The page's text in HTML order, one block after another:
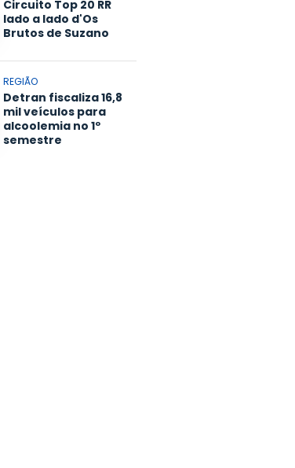
Circuito Top 20 RR
lado a lado d'Os
Brutos de Suzano
REGIÃO
Detran fiscaliza 16,8
mil veículos para
alcoolemia no 1º
semestre